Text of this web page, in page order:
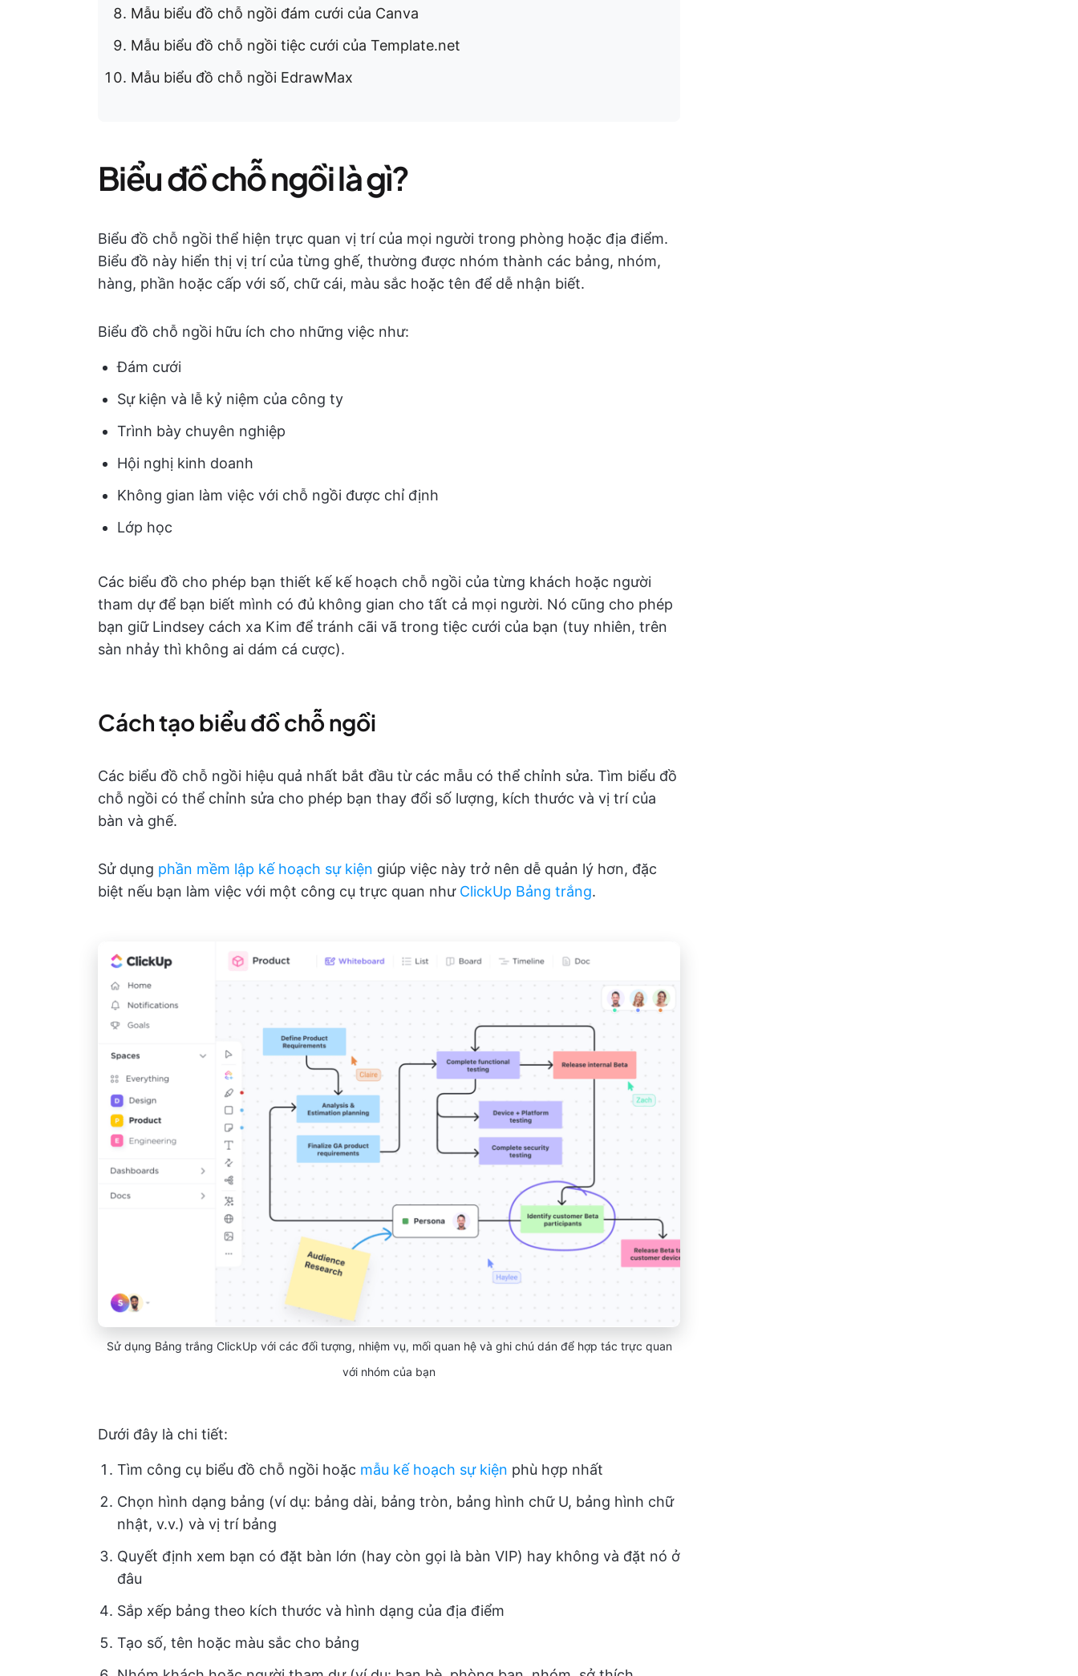
Mẫu biểu đồ chỗ ngồi đám cưới của Canva
Mẫu biểu đồ chỗ ngồi tiệc cưới của Template.net
Mẫu biểu đồ chỗ ngồi EdrawMax
Biểu đồ chỗ ngồi là gì?
Biểu đồ chỗ ngồi thể hiện trực quan vị trí của mọi người trong phòng hoặc địa điểm.
Biểu đồ này hiển thị vị trí của từng ghế, thường được nhóm thành các bảng, nhóm,
hàng, phần hoặc cấp với số, chữ cái, màu sắc hoặc tên để dễ nhận biết.
Biểu đồ chỗ ngồi hữu ích cho những việc như:
Đám cưới
Sự kiện và lễ kỷ niệm của công ty
Trình bày chuyên nghiệp
Hội nghị kinh doanh
Không gian làm việc với chỗ ngồi được chỉ định
Lớp học
Các biểu đồ cho phép bạn thiết kế kế hoạch chỗ ngồi của từng khách hoặc người
tham dự để bạn biết mình có đủ không gian cho tất cả mọi người. Nó cũng cho phép
bạn giữ Lindsey cách xa Kim để tránh cãi vã trong tiệc cưới của bạn (tuy nhiên, trên
sàn nhảy thì không ai dám cá cược).
Cách tạo biểu đồ chỗ ngồi
Các biểu đồ chỗ ngồi hiệu quả nhất bắt đầu từ các mẫu có thể chỉnh sửa. Tìm biểu đồ
chỗ ngồi có thể chỉnh sửa cho phép bạn thay đổi số lượng, kích thước và vị trí của
bàn và ghế.
Sử dụng phần mềm lập kế hoạch sự kiện giúp việc này trở nên dễ quản lý hơn, đặc
biệt nếu bạn làm việc với một công cụ trực quan như ClickUp Bảng trắng.
Sử dụng Bảng trắng ClickUp với các đối tượng, nhiệm vụ, mối quan hệ và ghi chú dán để hợp tác trực quan
với nhóm của bạn
Dưới đây là chi tiết:
Tìm công cụ biểu đồ chỗ ngồi hoặc mẫu kế hoạch sự kiện phù hợp nhất
Chọn hình dạng bảng (ví dụ: bảng dài, bảng tròn, bảng hình chữ U, bảng hình chữ
nhật, v.v.) và vị trí bảng
Quyết định xem bạn có đặt bàn lớn (hay còn gọi là bàn VIP) hay không và đặt nó ở
đâu
Sắp xếp bảng theo kích thước và hình dạng của địa điểm
Tạo số, tên hoặc màu sắc cho bảng